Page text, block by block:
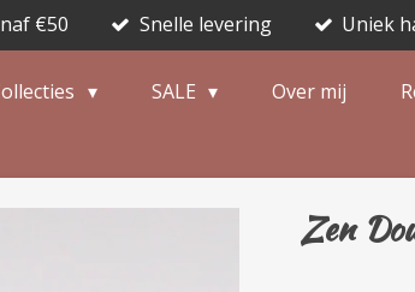
€50 Snelle levering Uniek
SALE Over mij
Zen